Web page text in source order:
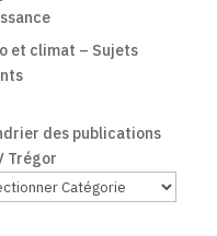
et climat – Sujets
des publications
Trégor